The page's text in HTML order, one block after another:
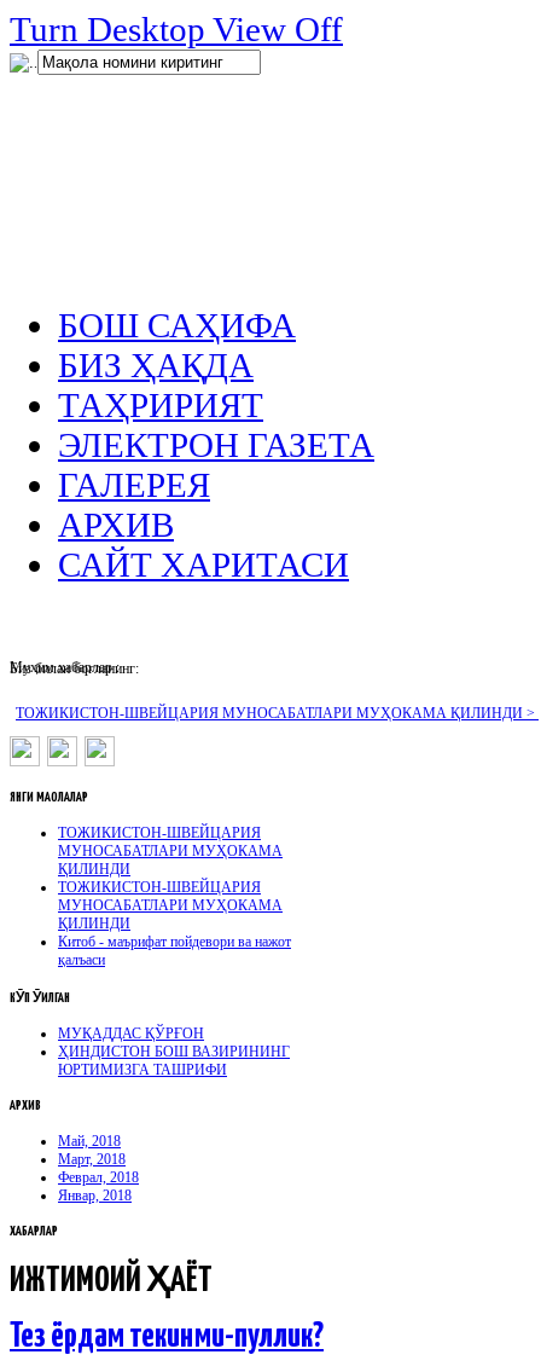
Turn Desktop View Off
.
БОШ САҲИФА
БИЗ ҲАҚДА
ТАҲРИРИЯТ
ЭЛЕКТРОН ГАЗЕТА
ГАЛЕРЕЯ
АРХИВ
САЙТ ХАРИТАСИ
Муҳим хабарлар :
ТОЖИКИСТОН-ШВЕЙЦАРИЯ МУНОСАБАТЛАРИ МУҲОКАМА ҚИЛИНДИ >
Биз билан боғланинг:
ЯНГИ МАҚОЛАЛАР
ТОЖИКИСТОН-ШВЕЙЦАРИЯ
МУНОСАБАТЛАРИ МУҲОКАМА
ҚИЛИНДИ
ТОЖИКИСТОН-ШВЕЙЦАРИЯ
МУНОСАБАТЛАРИ МУҲОКАМА
ҚИЛИНДИ
Китоб - маърифат пойдевори ва нажот
қалъаси
КӮП ӮҚИЛГАН
МУҚАДДАС ҚЎРҒОН
ҲИНДИСТОН БОШ ВАЗИРИНИНГ
ЮРТИМИЗГА ТАШРИФИ
АРХИВ
Май, 2018
Март, 2018
Феврал, 2018
Январ, 2018
ХАБАРЛАР
ИЖТИМОИЙ ҲАЁТ
Тез ёрдам текинми-пуллик?